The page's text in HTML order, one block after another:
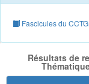
Fascicules du
Résultats de